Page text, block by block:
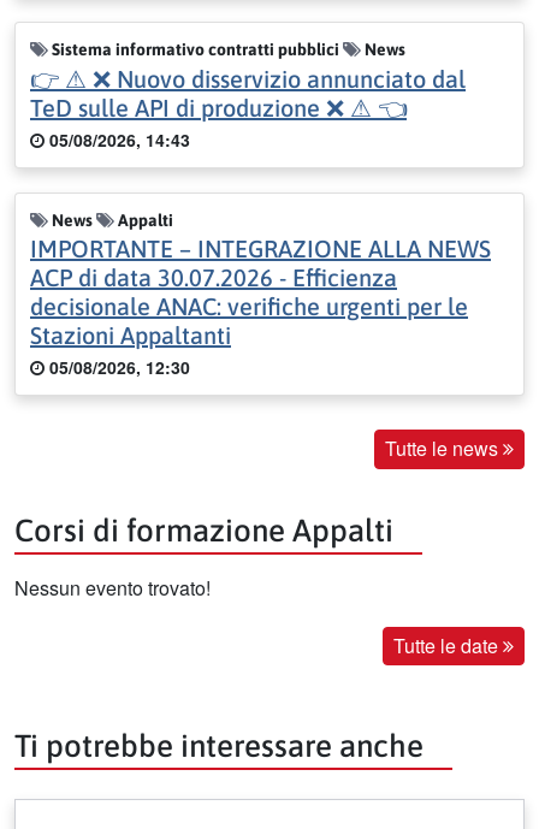
Sistema informativo contratti pubblici News
👉 ⚠ ❌ Nuovo disservizio annunciato dal
TeD sulle API di produzione ❌ ⚠ 👈
05/08/2026, 14:43
News Appalti
IMPORTANTE – INTEGRAZIONE ALLA NEWS
ACP di data 30.07.2026 - Efficienza
decisionale ANAC: verifiche urgenti per le
Stazioni Appaltanti
05/08/2026, 12:30
Tutte le news
Corsi di formazione Appalti
Nessun evento trovato!
Tutte le date
Ti potrebbe interessare anche